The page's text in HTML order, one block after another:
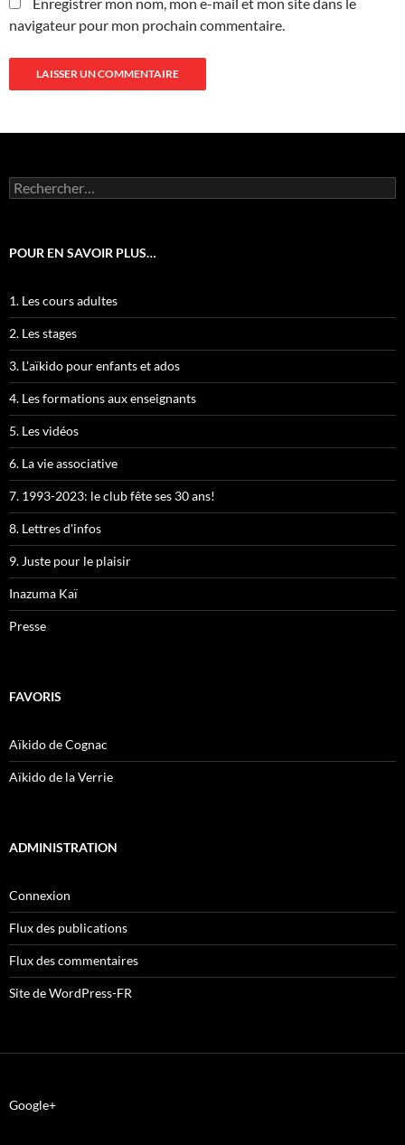
navigateur pour mon prochain commentaire.
Rechercher :
POUR EN SAVOIR PLUS…
1. Les cours adultes
2. Les stages
3. L'aïkido pour enfants et ados
4. Les formations aux enseignants
5. Les vidéos
6. La vie associative
7. 1993-2023: le club fête ses 30 ans!
8. Lettres d'infos
9. Juste pour le plaisir
Inazuma Kaï
Presse
FAVORIS
Aïkido de Cognac
Aïkido de la Verrie
ADMINISTRATION
Connexion
Flux des publications
Flux des commentaires
Site de WordPress-FR
Google+